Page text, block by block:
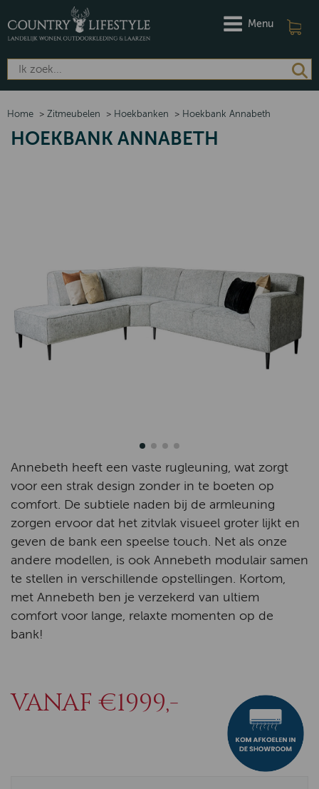
Menu
Home > Zitmeubelen > Hoekbanken > Hoekbank Annabeth
HOEKBANK ANNABETH
Annebeth heeft een vaste rugleuning, wat zorgt
voor een strak design zonder in te boeten op
comfort. De subtiele naden bij de armleuning
zorgen ervoor dat het zitvlak visueel groter lijkt en
geven de bank een speelse touch. Net als onze
andere modellen, is ook Annebeth modulair samen
te stellen in verschillende opstellingen. Kortom,
met Annebeth ben je verzekerd van ultiem
comfort voor lange, relaxte momenten op de
bank!
VANAF €1999,-